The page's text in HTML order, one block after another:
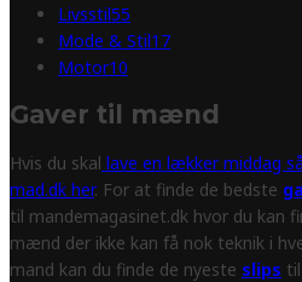
Livsstil55
Mode & Stil17
Motor10
Gaver til mænd
Hvis du skal lave en lækker middag
mad.dk her. For at finde de bedste
til mandemagasinet.dk hvor du kan
mænd der ikke kan få nok teknik i
mand kan du finde de nyeste slips